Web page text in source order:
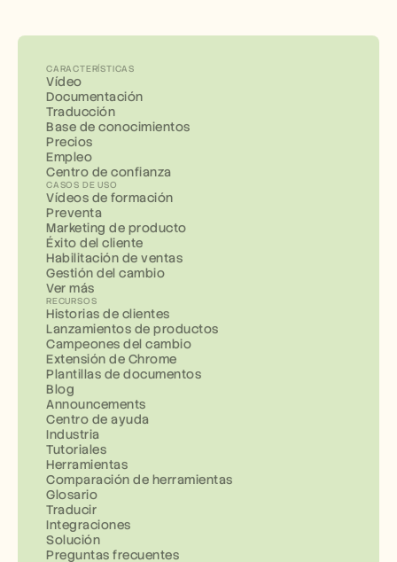
CARACTERÍSTICAS
Vídeo
Documentación
Traducción
Base de conocimientos
Precios
Empleo
Centro de confianza
CASOS DE USO
Vídeos de formación
Preventa
Marketing de producto
Éxito del cliente
Habilitación de ventas
Gestión del cambio
Ver más
RECURSOS
Historias de clientes
Lanzamientos de productos
Campeones del cambio
Extensión de Chrome
Plantillas de documentos
Blog
Announcements
Centro de ayuda
Industria
Tutoriales
Herramientas
Comparación de herramientas
Glosario
Traducir
Integraciones
Solución
Preguntas frecuentes